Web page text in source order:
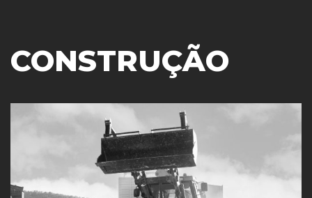
CONSTRUÇÃO